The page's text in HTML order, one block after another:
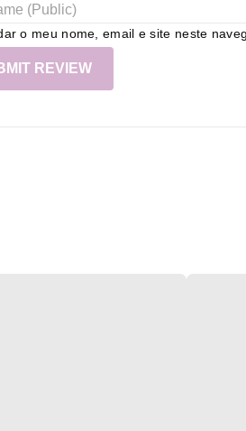
o meu nome, email e site neste